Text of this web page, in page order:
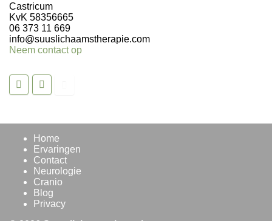
Castricum
KvK 58356665
06 373 11 669
info@suuslichaamstherapie.com
Neem contact op
Home
Ervaringen
Contact
Neurologie
Cranio
Blog
Privacy